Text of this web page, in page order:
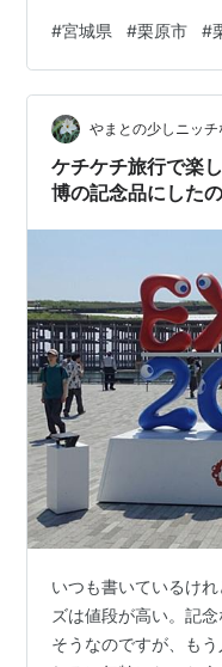
#宮城県 #栗原市 #
やまとの少しニッチ
ケチケチ旅行で楽
博の記念品にした
いつも書いているけ
ズは値段が高い。記
そうなのですが、も